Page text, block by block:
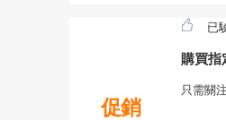
促銷
已
購買
只需關